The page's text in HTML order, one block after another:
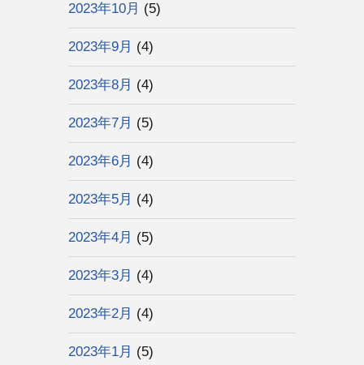
2023年10月 (5)
2023年9月 (4)
2023年8月 (4)
2023年7月 (5)
2023年6月 (4)
2023年5月 (4)
2023年4月 (5)
2023年3月 (4)
2023年2月 (4)
2023年1月 (5)